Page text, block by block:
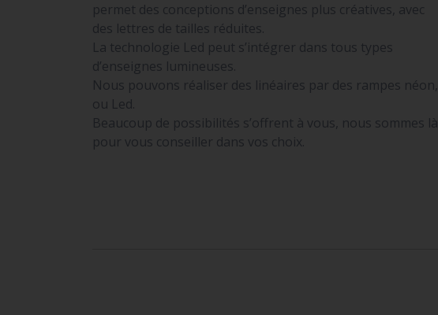
permet des conceptions d’enseignes plus créatives, avec
des lettres de tailles réduites.
La technologie Led peut s’intégrer dans tous types
d’enseignes lumineuses.
Nous pouvons réaliser des linéaires par des rampes néon,
ou Led.
Beaucoup de possibilités s’offrent à vous, nous sommes là
pour vous conseiller dans vos choix.